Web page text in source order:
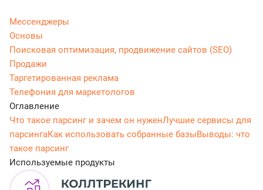
Мессенджеры
Основы
Поисковая оптимизация, продвижение сайтов (SEO)
Продажи
Таргетированная реклама
Телефония для маркетологов
Оглавление
Что такое парсинг и зачем он нуженЛучшие сервисы для
парсингаКак использовать собранные базыВыводы: что
такое парсинг
Используемые продукты